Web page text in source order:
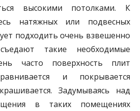
высокими потолками. К
натяжных или подвесных
подходить очень взвешенно
такие необходимые
часто поверхность плит
и покрывается
Задумываясь над
в таких помещениях